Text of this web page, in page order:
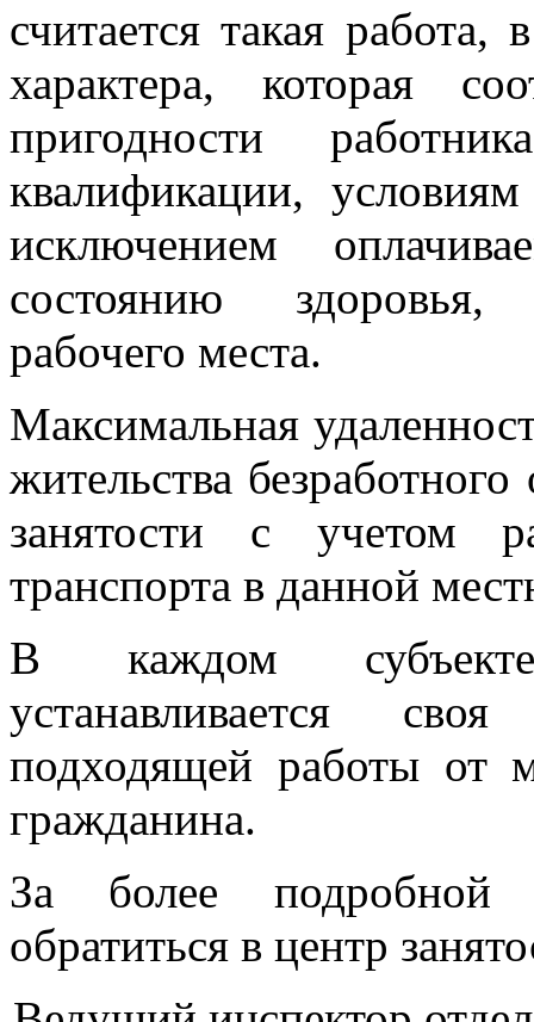
считается такая
характера, которая
пригодности
квалификации,
исключением
состоянию здоровья,
рабочего места.
Максимальная
жительства
занятости с учетом
транспорта в данной
В каждом
устанавливается
подходящей работы от
гражданина.
За более подробной
обратиться в центр